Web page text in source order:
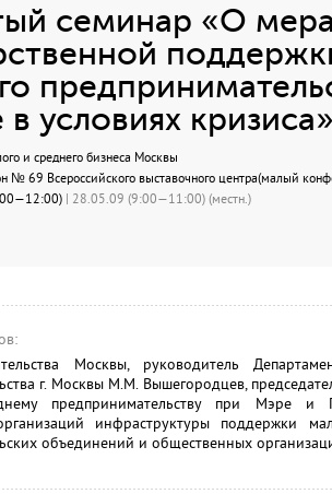
семинар «О
условиях
и среднего бизнеса Москвы
№ 69 Всероссийского выставочного центра(малый
| 28.05.09 (9:00—11:00) (местн.)
Москвы, руководитель
г. Москвы М.М. Вышегородцев,
предпринимательству при Мэре и
инфраструктуры поддержки
объединений и общественных